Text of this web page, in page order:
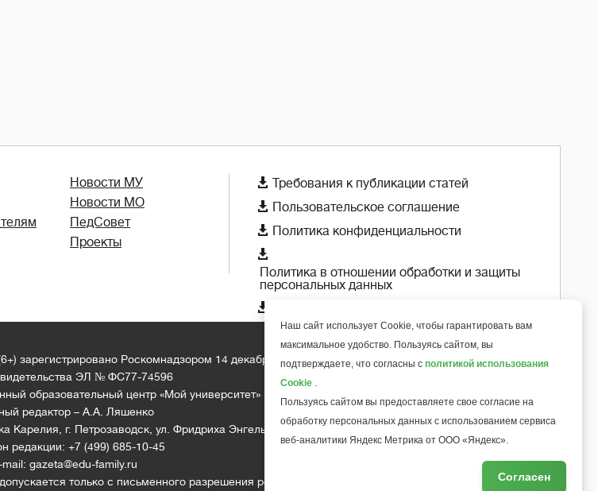
Новости МУ
Новости МО
ПедСовет
Проекты
 Требования к публикации статей
 Пользовательское соглашение
 Политика конфиденциальности

Политика в отношении обработки и защиты
персональных данных

зарегистрировано Роскомнадзором 14 декабря 2018 года
ЭЛ № ФС77-74596
образовательный центр «Мой университет»
редактор – А.А. Ляшенко
Карелия, г. Петрозаводск, ул. Фридриха Энгельса д.10, офис 211
редакции: +7 (499) 685-10-45
mail: gazeta@edu-family.ru
только c письменного разрешения редакции
6+
Наш сайт использует Cookie, чтобы гарантировать вам
максимальное удобство. Пользуясь сайтом, вы
подтверждаете, что согласны с политикой использования
Cookie .
Пользуясь сайтом вы предоставляете свое согласие на
обработку персональных данных с использованием сервиса
веб-аналитики Яндекс Метрика от ООО «Яндекс».
Согласен